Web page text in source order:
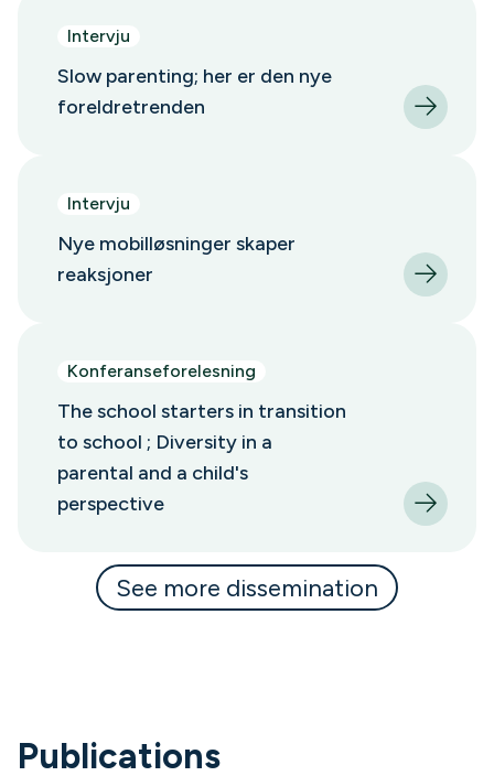
Intervju
Slow parenting; her er den nye
foreldretrenden
Intervju
Nye mobilløsninger skaper
reaksjoner
Konferanseforelesning
The school starters in transition
to school ; Diversity in a
parental and a child's
perspective
See more dissemination
Publications